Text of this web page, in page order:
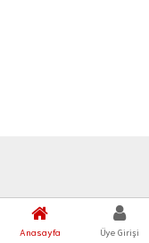
Anasayfa Üye Girişi